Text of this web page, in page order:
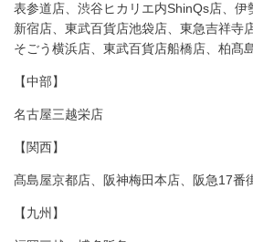
表参道店、渋谷ヒカリエ内ShinQs店、
新宿店、東武百貨店池袋店、東急吉祥寺
そごう横浜店、東武百貨店船橋店、柏髙
【中部】
名古屋三越栄店
【関西】
髙島屋京都店、阪神梅田本店、阪急17番
【九州】